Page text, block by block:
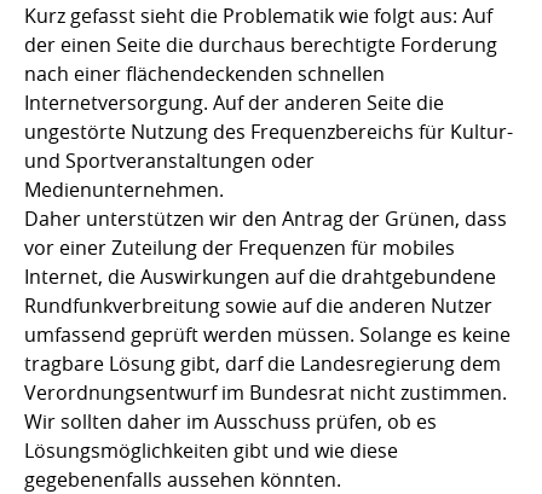
Kurz gefasst sieht die Problematik wie folgt aus: Auf
der einen Seite die durchaus berechtigte Forderung
nach einer flächendeckenden schnellen
Internetversorgung. Auf der anderen Seite die
ungestörte Nutzung des Frequenzbereichs für Kultur-
und Sportveranstaltungen oder
Medienunternehmen.
Daher unterstützen wir den Antrag der Grünen, dass
vor einer Zuteilung der Frequenzen für mobiles
Internet, die Auswirkungen auf die drahtgebundene
Rundfunkverbreitung sowie auf die anderen Nutzer
umfassend geprüft werden müssen. Solange es keine
tragbare Lösung gibt, darf die Landesregierung dem
Verordnungsentwurf im Bundesrat nicht zustimmen.
Wir sollten daher im Ausschuss prüfen, ob es
Lösungsmöglichkeiten gibt und wie diese
gegebenenfalls aussehen könnten.